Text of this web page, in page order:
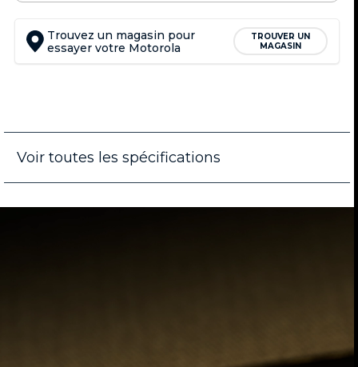
Trouvez un magasin pour
essayer votre Motorola
TROUVER UN
MAGASIN
Voir toutes les spécifications